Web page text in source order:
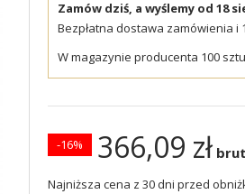
Zamów dziś, a wyślemy od 18
Bezpłatna dostawa zamówienia i
W magazynie producenta 100
366,09 zł
-16%
Najniższa cena z 30 dni przed